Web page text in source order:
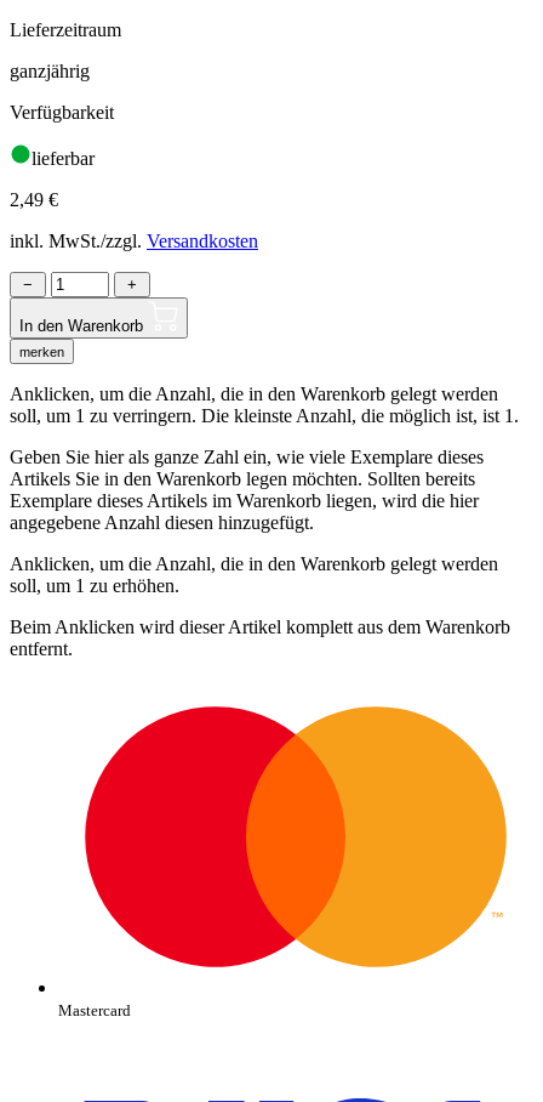
Lieferzeitraum
ganzjährig
Verfügbarkeit
lieferbar
2,49 €
inkl. MwSt./zzgl. Versandkosten
− +
In den Warenkorb
merken
Anklicken, um die Anzahl, die in den Warenkorb gelegt werden
soll, um 1 zu verringern. Die kleinste Anzahl, die möglich ist, ist 1.
Geben Sie hier als ganze Zahl ein, wie viele Exemplare dieses
Artikels Sie in den Warenkorb legen möchten. Sollten bereits
Exemplare dieses Artikels im Warenkorb liegen, wird die hier
angegebene Anzahl diesen hinzugefügt.
Anklicken, um die Anzahl, die in den Warenkorb gelegt werden
soll, um 1 zu erhöhen.
Beim Anklicken wird dieser Artikel komplett aus dem Warenkorb
entfernt.
Mastercard